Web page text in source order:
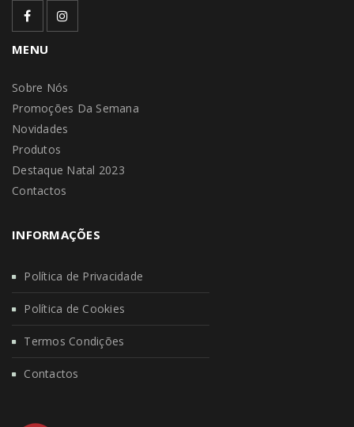
MENU
Sobre Nós
Promoções Da Semana
Novidades
Produtos
Destaque Natal 2023
Contactos
INFORMAÇÕES
Política de Privacidade
Política de Cookies
Termos Condições
Contactos